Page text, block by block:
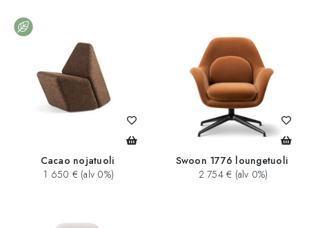
Cacao nojatuoli
1 650 € (alv 0%)
Swoon 1776 loungetuoli
2 754 € (alv 0%)